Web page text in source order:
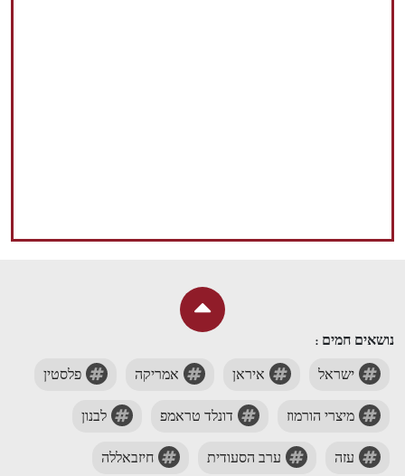
נושאים חמים :
ישראל איראן אמריקה פלסטין
מיצרי הורמוז דונלד טראמפ לבנון
עזה ערב הסעודית חיזבאללה